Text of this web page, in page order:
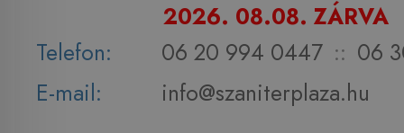
2026. 08.08. ZÁRVA
Telefon:
06 20 994 0447 :: 06
E-mail:
info@szaniterplaza.hu